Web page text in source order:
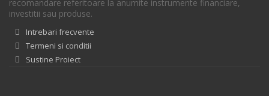
recomandare referitoare la anumite instrumente financiare,
investitii sau produse.
Intrebari frecvente
Termeni si conditii
Sustine Proiect